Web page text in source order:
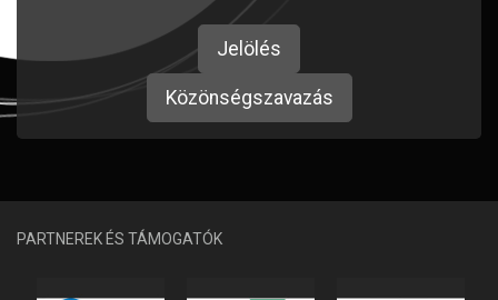
Jelölés
Közönségszavazás
PARTNEREK ÉS TÁMOGATÓK